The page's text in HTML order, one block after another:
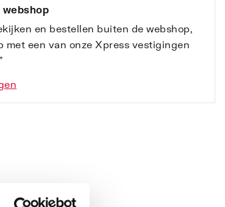
en bestellen buiten de webshop,
met een van onze Xpress vestigingen